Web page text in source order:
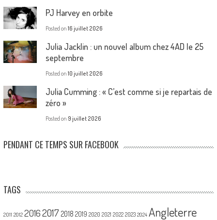
PJ Harvey en orbite
Posted on 16 juillet 2026
Julia Jacklin : un nouvel album chez 4AD le 25
septembre
Posted on 10 juillet 2026
Julia Cumming : « C’est comme si je repartais de
zéro »
Posted on 9 juillet 2026
PENDANT CE TEMPS SUR FACEBOOK
TAGS
2011 2012 20162017 2018 2019 2020 2021 2022 2023 2024 Angleterre